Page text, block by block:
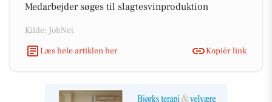
Medarbejder søges til slagtesvinproduktion
Kilde: JobNet
Læs hele artiklen her
Kopiér link